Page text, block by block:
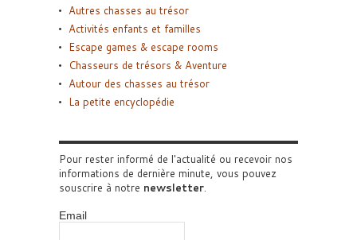
Autres chasses au trésor
Activités enfants et familles
Escape games & escape rooms
Chasseurs de trésors & Aventure
Autour des chasses au trésor
La petite encyclopédie
Pour rester informé de l'actualité ou recevoir nos
informations de dernière minute, vous pouvez
souscrire à notre newsletter.
Email